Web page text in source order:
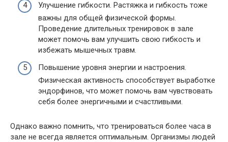
Улучшение гибкости. Растяжка и гибкость тоже
важны для общей физической формы.
Проведение длительных тренировок в зале
может помочь вам улучшить свою гибкость и
избежать мышечных травм.
Повышение уровня энергии и настроения.
Физическая активность способствует выработке
эндорфинов, что может помочь вам чувствовать
себя более энергичными и счастливыми.
Однако важно помнить, что тренироваться более часа в
зале не всегда является оптимальным. Организмы людей